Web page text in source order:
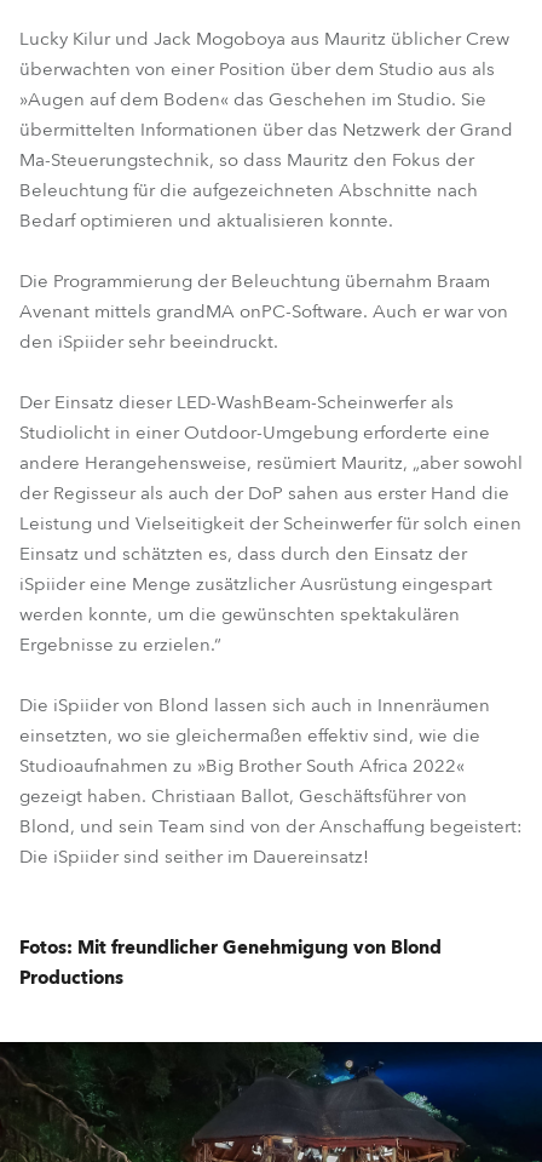
Lucky Kilur und Jack Mogoboya aus Mauritz üblicher Crew
überwachten von einer Position über dem Studio aus als
»Augen auf dem Boden« das Geschehen im Studio. Sie
übermittelten Informationen über das Netzwerk der Grand
Ma-Steuerungstechnik, so dass Mauritz den Fokus der
Beleuchtung für die aufgezeichneten Abschnitte nach
Bedarf optimieren und aktualisieren konnte.
Die Programmierung der Beleuchtung übernahm Braam
Avenant mittels grandMA onPC-Software. Auch er war von
den iSpiider sehr beeindruckt.
Der Einsatz dieser LED-WashBeam-Scheinwerfer als
Studiolicht in einer Outdoor-Umgebung erforderte eine
andere Herangehensweise, resümiert Mauritz, „aber sowohl
der Regisseur als auch der DoP sahen aus erster Hand die
Leistung und Vielseitigkeit der Scheinwerfer für solch einen
Einsatz und schätzten es, dass durch den Einsatz der
iSpiider eine Menge zusätzlicher Ausrüstung eingespart
werden konnte, um die gewünschten spektakulären
Ergebnisse zu erzielen.“
Die iSpiider von Blond lassen sich auch in Innenräumen
einsetzten, wo sie gleichermaßen effektiv sind, wie die
Studioaufnahmen zu »Big Brother South Africa 2022«
gezeigt haben. Christiaan Ballot, Geschäftsführer von
Blond, und sein Team sind von der Anschaffung begeistert:
Die iSpiider sind seither im Dauereinsatz!
Fotos: Mit freundlicher Genehmigung von Blond
Productions